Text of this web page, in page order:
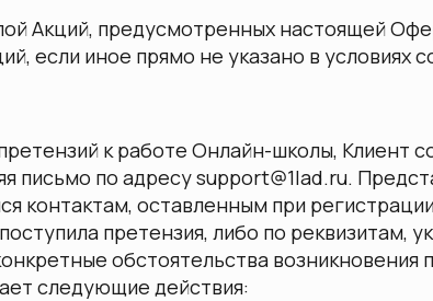
Акций, предусмотренных настоящей
если иное прямо не указано в условиях
претензий к работе Онлайн-школы, Клиент
письмо по адресуsupport@1lad.ru.
контактам, оставленным при
претензия, либо по реквизитам,
обстоятельства возникновения
следующие действия: